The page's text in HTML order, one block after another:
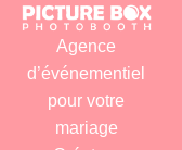
Agence
d’événementiel
pour votre
mariage